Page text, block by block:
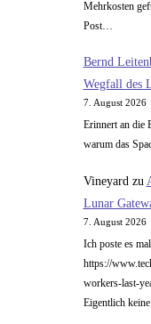
Mehrkosten
Post…
Bernd
Wegfall des
7. August 2026
Erinnert an die
warum das
Vineyard zu
Lunar
7. August 2026
Ich poste es
https://
workers-last-
Eigentlich